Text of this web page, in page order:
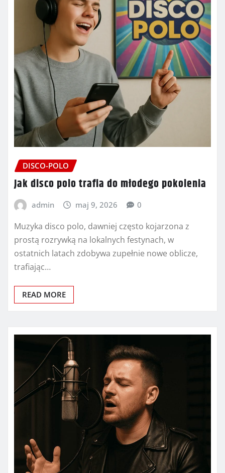
DISCO-POLO
Jak disco polo trafia do młodego pokolenia
admin maj 9, 2026 0
Muzyka disco polo, dawniej często kojarzona z
prostą rozrywką na lokalnych festynach, w
ostatnich latach zdobywa zupełnie nowe oblicze,
trafiając…
READ MORE